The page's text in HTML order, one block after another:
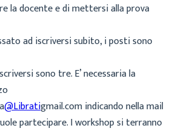
la docente e di mettersi alla prova
ad iscriversi subito, i posti sono
sono tre. E’ necessaria la
@Libratigmail.com indicando nella mail
partecipare. I workshop si terranno